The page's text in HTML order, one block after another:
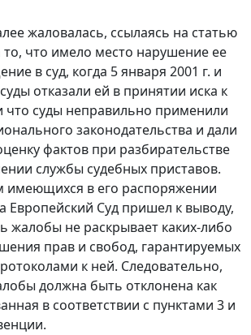
жаловалась, ссылаясь на статью
что имело место нарушение ее
в суд, когда 5 января 2001 г. и
отказали ей в принятии иска к
что суды неправильно применили
законодательства и дали
фактов при разбирательстве
службы судебных приставов.
имеющихся в его распоряжении
Европейский Суд пришел к выводу,
жалобы не раскрывает каких-либо
прав и свобод, гарантируемых
к ней. Следовательно,
должна быть отклонена как
в соответствии с пунктами 3 и